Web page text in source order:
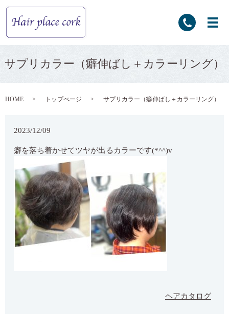
サプリカラー（癖伸ばし＋カラーリング）
HOME トップぺージ サプリカラー（癖伸ばし＋カラーリング）
2023/12/09
癖を落ち着かせてツヤが出るカラーです(*^^)v
ヘアカタログ